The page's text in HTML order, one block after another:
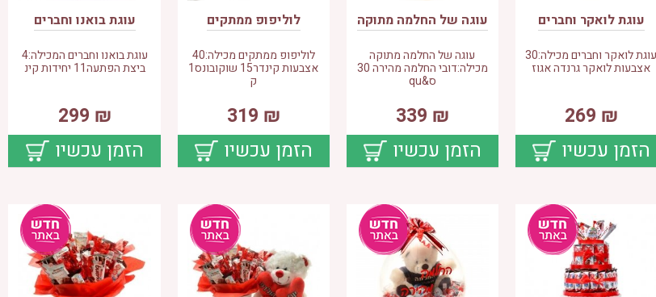
עוגת לואקר וחברים
עוגת לואקר וחברים מכילה:30
אצבעות לואקר גרנדה אגוז
₪
269
הזמן עכשיו
עוגה של החלמה מתוקה
עוגה של החלמה מתוקה
מכילה:דובי החלמה מהירה 30
ס&qu
₪
339
הזמן עכשיו
לוליפופ ממתקים
לוליפופ ממתקים מכילה:40
אצבעות קינדר15 שוקובונס1
ק
₪
319
הזמן עכשיו
עוגת בואנו וחברים
עוגת בואנו וחברים המכילה:4
ביצת הפתעה11 יחידות קינ
₪
299
הזמן עכשיו